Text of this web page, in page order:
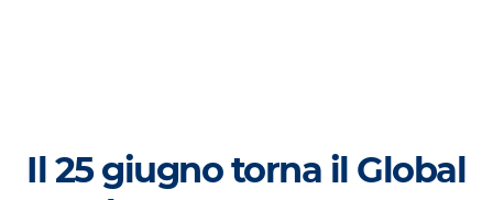
Conduttori
Il 25 giugno torna il Global